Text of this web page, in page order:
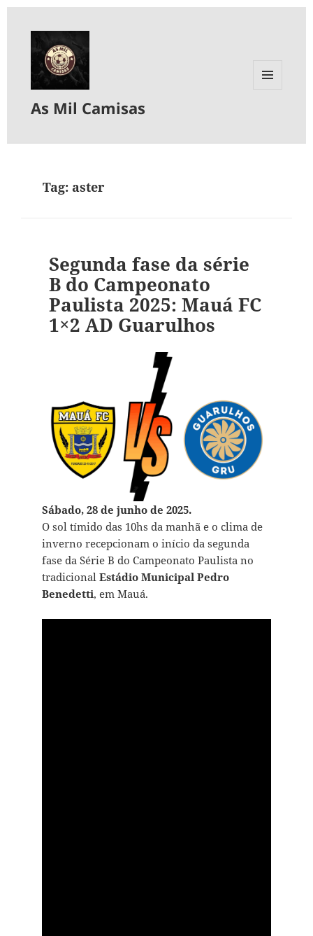
As Mil Camisas
Tag: aster
Segunda fase da série
B do Campeonato
Paulista 2025: Mauá FC
1×2 AD Guarulhos
Sábado, 28 de junho de 2025.
O sol tímido das 10hs da manhã e o clima de
inverno recepcionam o início da segunda
fase da Série B do Campeonato Paulista no
tradicional Estádio Municipal Pedro
Benedetti, em Mauá.